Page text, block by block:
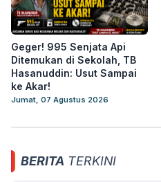
Geger! 995 Senjata Api
Ditemukan di Sekolah, TB
Hasanuddin: Usut Sampai
ke Akar!
Jumat, 07 Agustus 2026
BERITA TERKINI